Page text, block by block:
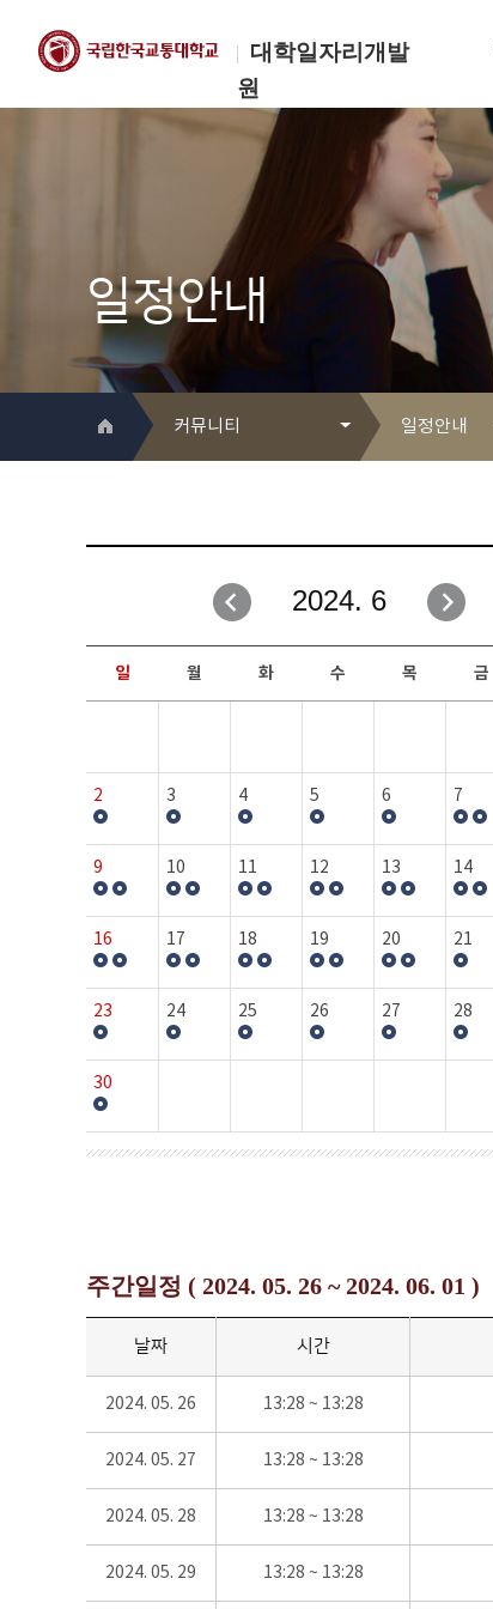
대학일자리개발
원
한국교통대학교
대학일자리개발원
일정안내
커뮤니티
취업성공지원과
창업지원·교육센터
현장실습/IPP사업단
커뮤니티
일정안내
자유게시판
일정안내
보도자료
행사갤러리
2024. 6
일 월 화 수 목 금
2 3 4 5 6 7
9 10 11 12 13 14
16 17 18 19 20 21
23 24 25 26 27 28
30
주간일정 ( 2024. 05. 26 ~ 2024. 06. 01 )
날짜 시간
2024. 05. 26 13:28 ~ 13:28
2024. 05. 27 13:28 ~ 13:28
2024. 05. 28 13:28 ~ 13:28
2024. 05. 29 13:28 ~ 13:28